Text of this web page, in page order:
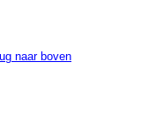
naar boven